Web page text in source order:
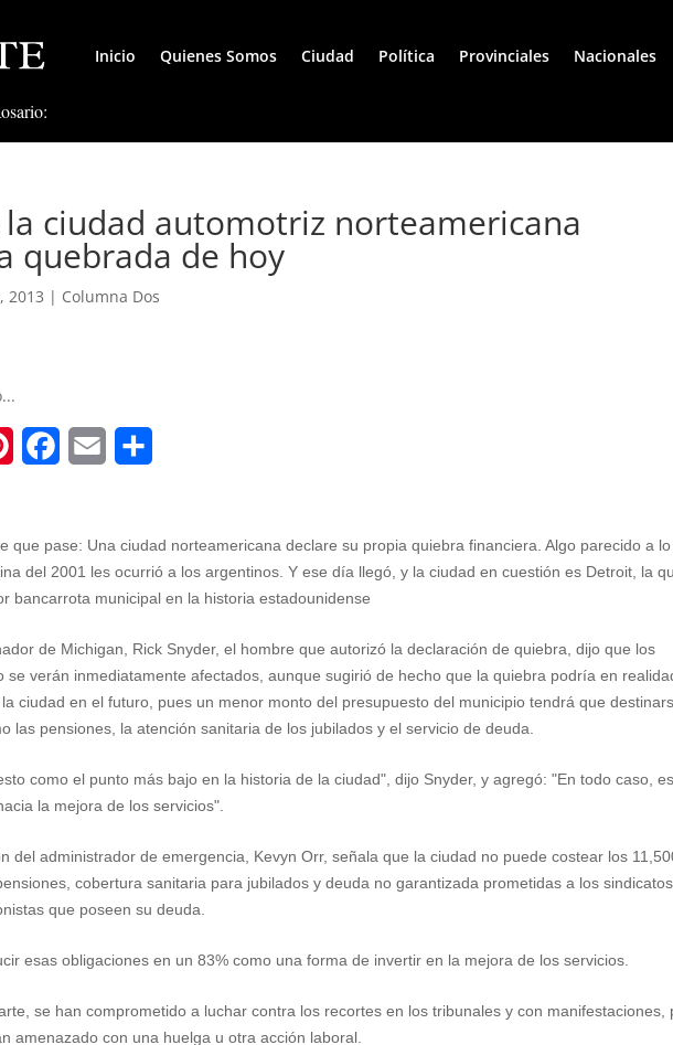
Inicio Quienes Somos Ciudad Política Provinciales Nacionales
ciudad automotriz norteamericana
quebrada de hoy
2013 | Columna Dos
c
e
o
o
a
i
a
r
que pase: Una ciudad norteamericana declare su propia quiebra financiera. Algo parecido a
del 2001 les ocurrió a los argentinos. Y ese día llegó, y la ciudad en cuestión es Detroit, la
bancarrota municipal en la historia estadounidense
de Michigan, Rick Snyder, el hombre que autorizó la declaración de quiebra, dijo que los
se verán inmediatamente afectados, aunque sugirió de hecho que la quiebra podría en
ciudad en el futuro, pues un menor monto del presupuesto del municipio tendrá que
las pensiones, la atención sanitaria de los jubilados y el servicio de deuda.
como el punto más bajo en la historia de la ciudad", dijo Snyder, y agregó: "En todo caso,
la mejora de los servicios".
del administrador de emergencia, Kevyn Orr, señala que la ciudad no puede costear los
cobertura sanitaria para jubilados y deuda no garantizada prometidas a los
que poseen su deuda.
esas obligaciones en un 83% como una forma de invertir en la mejora de los servicios.
se han comprometido a luchar contra los recortes en los tribunales y con manifestaciones,
amenazado con una huelga u otra acción laboral.